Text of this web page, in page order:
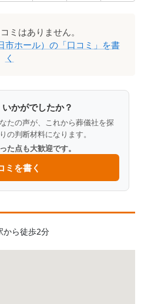
ミはありません。
ホール） の「口コミ」を書
く
かがでしたか？
たの声が、これから葬儀社を探
の判断材料になります。
た点も大歓迎です。
ミを書く
から徒歩2分